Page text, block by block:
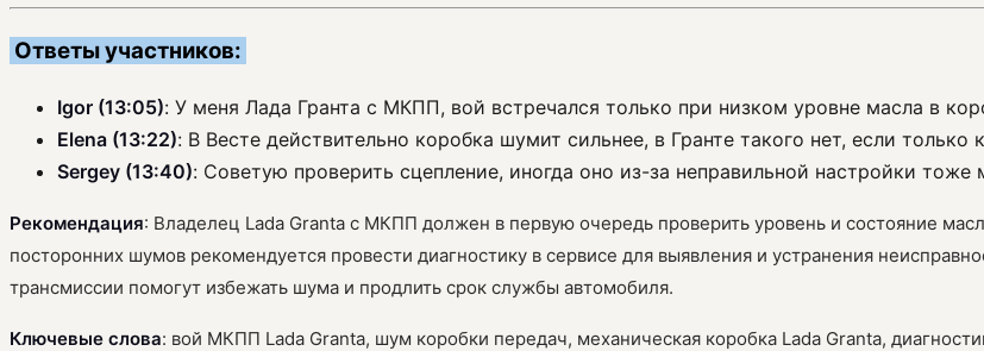
Ответы участников:
Igor (13:05): У меня Лада Гранта с МКПП, вой встречался только при низком уровне масла в
Elena (13:22): В Весте действительно коробка шумит сильнее, в Гранте такого нет, если
Sergey (13:40): Советую проверить сцепление, иногда оно из-за неправильной настройки тоже
Рекомендация: Владелец Lada Granta с МКПП должен в первую очередь проверить уровень и состояние
посторонних шумов рекомендуется провести диагностику в сервисе для выявления и устранения
трансмиссии помогут избежать шума и продлить срок службы автомобиля.
Ключевые слова: вой МКПП Lada Granta, шум коробки передач, механическая коробка Lada Granta,